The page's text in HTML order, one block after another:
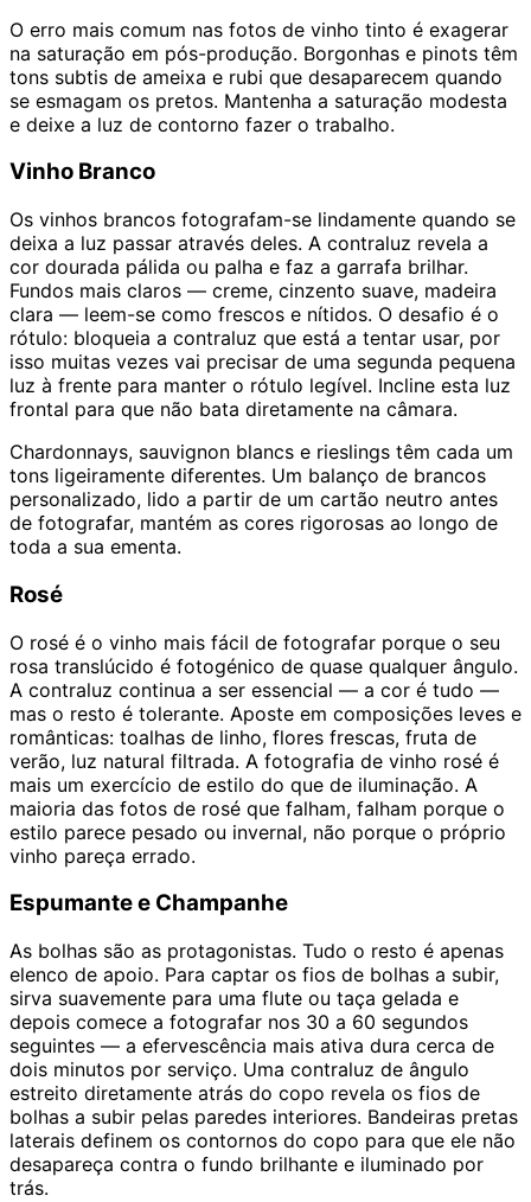
O erro mais comum nas fotos de vinho tinto é exagerar
na saturação em pós-produção. Borgonhas e pinots têm
tons subtis de ameixa e rubi que desaparecem quando
se esmagam os pretos. Mantenha a saturação modesta
e deixe a luz de contorno fazer o trabalho.
Vinho Branco
Os vinhos brancos fotografam-se lindamente quando se
deixa a luz passar através deles. A contraluz revela a
cor dourada pálida ou palha e faz a garrafa brilhar.
Fundos mais claros — creme, cinzento suave, madeira
clara — leem-se como frescos e nítidos. O desafio é o
rótulo: bloqueia a contraluz que está a tentar usar, por
isso muitas vezes vai precisar de uma segunda pequena
luz à frente para manter o rótulo legível. Incline esta luz
frontal para que não bata diretamente na câmara.
Chardonnays, sauvignon blancs e rieslings têm cada um
tons ligeiramente diferentes. Um balanço de brancos
personalizado, lido a partir de um cartão neutro antes
de fotografar, mantém as cores rigorosas ao longo de
toda a sua ementa.
Rosé
O rosé é o vinho mais fácil de fotografar porque o seu
rosa translúcido é fotogénico de quase qualquer ângulo.
A contraluz continua a ser essencial — a cor é tudo —
mas o resto é tolerante. Aposte em composições leves e
românticas: toalhas de linho, flores frescas, fruta de
verão, luz natural filtrada. A fotografia de vinho rosé é
mais um exercício de estilo do que de iluminação. A
maioria das fotos de rosé que falham, falham porque o
estilo parece pesado ou invernal, não porque o próprio
vinho pareça errado.
Espumante e Champanhe
As bolhas são as protagonistas. Tudo o resto é apenas
elenco de apoio. Para captar os fios de bolhas a subir,
sirva suavemente para uma flute ou taça gelada e
depois comece a fotografar nos 30 a 60 segundos
seguintes — a efervescência mais ativa dura cerca de
dois minutos por serviço. Uma contraluz de ângulo
estreito diretamente atrás do copo revela os fios de
bolhas a subir pelas paredes interiores. Bandeiras pretas
laterais definem os contornos do copo para que ele não
desapareça contra o fundo brilhante e iluminado por
trás.